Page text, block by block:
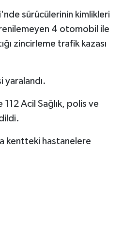
sürücülerinin kimlikleri
4 otomobil ile
zincirleme trafik kazası
yaralandı.
Acil Sağlık, polis ve
kentteki hastanelere